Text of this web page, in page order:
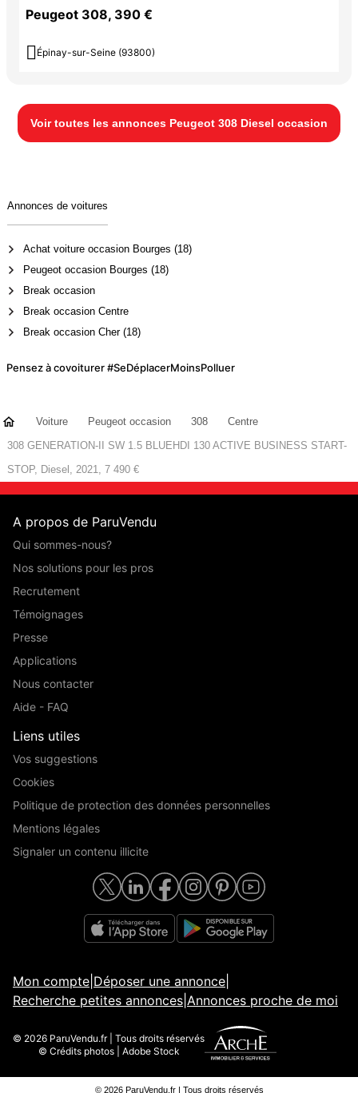
Peugeot 308, 390 €
 Épinay-sur-Seine (93800)
Voir toutes les annonces Peugeot 308 Diesel occasion
Annonces de voitures
Achat voiture occasion Bourges (18)
Peugeot occasion Bourges (18)
Break occasion
Break occasion Centre
Break occasion Cher (18)
Pensez à covoiturer #SeDéplacerMoinsPolluer
Voiture Peugeot occasion 308
Centre
308 GENERATION-II SW 1.5 BLUEHDI 130 ACTIVE BUSINESS START-
STOP, Diesel, 2021, 7 490 €
A propos de ParuVendu
Qui sommes-nous?
Nos solutions pour les pros
Recrutement
Témoignages
Presse
Applications
Nous contacter
Aide - FAQ
Liens utiles
Vos suggestions
Cookies
Politique de protection des données personnelles
Mentions légales
Signaler un contenu illicite
Mon compte Déposer une annonce
Recherche petites annonces Annonces proche de moi
© 2026 ParuVendu.fr | Tous droits réservés
© Crédits photos | Adobe Stock
© 2026 ParuVendu.fr | Tous droits réservés